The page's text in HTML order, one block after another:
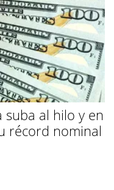
suba al hilo y en
récord nominal